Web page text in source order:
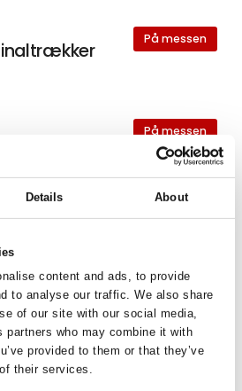
Details About
content and ads, to provide
to analyse our traffic. We also share
of our site with our social media,
partners who may combine it with
provided to them or that they’ve
their services.
På messen
På messen
stabler
På messen
På messen
med